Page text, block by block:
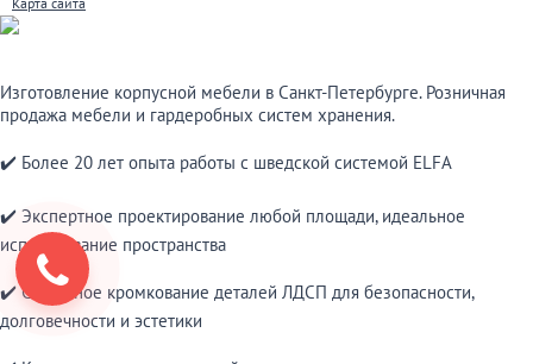
Изготовление корпусной мебели в Санкт-Петербурге. Розничная
продажа мебели и гардеробных систем хранения.
✔️ Более 20 лет опыта работы с шведской системой ELFA
✔️ Экспертное проектирование любой площади, идеальное
использование пространства
✔️ Сплошное кромкование деталей ЛДСП для безопасности,
долговечности и эстетики